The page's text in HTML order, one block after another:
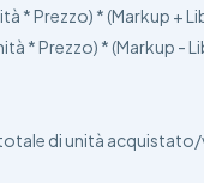
* Prezzo) * (Markup +
* Prezzo) * (Markup -
di unità